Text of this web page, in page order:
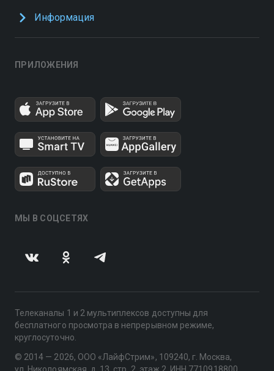
Информация
ПРИЛОЖЕНИЯ
МЫ В СОЦСЕТЯХ
Телеканалы 1 и 2 мультиплексов доступны для
бесплатного просмотра в непрерывном режиме,
круглосуточно.
© 2014 — 2026, ООО «ЛайфСтрим», 109240, г. Москва,